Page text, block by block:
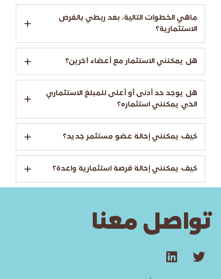
ماهي الخطوات التالية، بعد ربطي بالفرص
الاستثمارية؟
هل يمكنني الاستثمار مع أعضاء آخرين؟
هل يوجد حد أدنى أو أعلى للمبلغ الاستثماري
الذي يمكنني استثماره؟
كيف يمكنني إحالة عضو مستثمر جديد؟
كيف يمكنني إحالة فرصة استثمارية واعدة؟
تواصل معنا